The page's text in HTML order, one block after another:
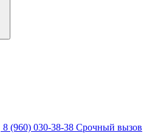
8 (960) 030-38-38 Срочный вызов